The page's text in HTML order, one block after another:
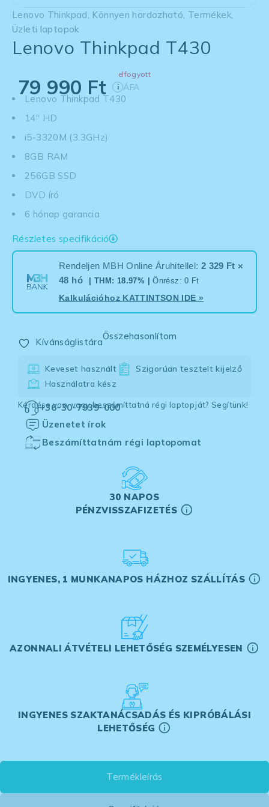
Lenovo Thinkpad Könnyen hordozható Termékek,
Üzleti laptopok
Lenovo Thinkpad T430
elfogyott
79 990 Ft i ÁFA
Lenovo Thinkpad T430
14" HD
i5-3320M (3.3GHz)
8GB RAM
256GB SSD
DVD író
6 hónap garancia
Részletes specifikáció
Rendeljen MBH Online Áruhitellel: 2 329 Ft ×
48 hó
| THM: 18.97% |Önrész: 0 Ft
Kalkulációhoz KATTINTSON IDE »
Kívánságlistára
Összehasonlítom
Keveset használt
Szigorúan tesztelt kijelző
Használatra kész
Kérdése van, vagy beszámíttatná régi laptopját? Segítünk!
+36-30-7939-000
Üzenetet írok
Beszámíttatnám régi laptopomat
30 NAPOS
PÉNZVISSZAFIZETÉS
INGYENES, 1 MUNKANAPOS HÁZHOZ SZÁLLÍTÁS
AZONNALI ÁTVÉTELI LEHETŐSÉG SZEMÉLYESEN
INGYENES SZAKTANÁCSADÁS ÉS KIPRÓBÁLÁSI
LEHETŐSÉG
Termékleírás